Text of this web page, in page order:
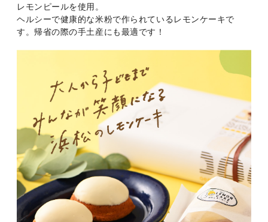
レモンピールを使用。
ヘルシーで健康的な米粉で作られているレモンケーキで
す。帰省の際の手土産にも最適です！